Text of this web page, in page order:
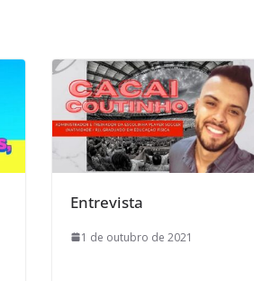
Entrevista
1 de outubro de 2021